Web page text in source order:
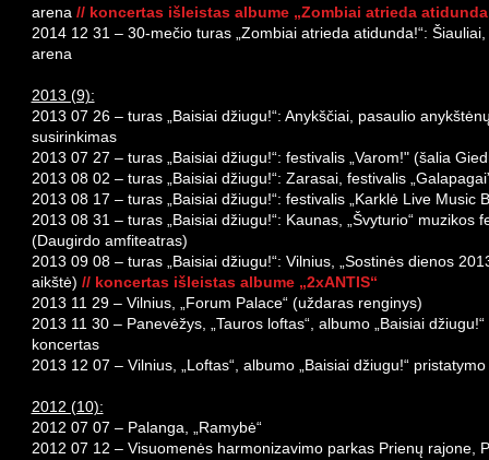
arena // koncertas išleistas albume „Zombiai atrieda
2014 12 31 – 30-mečio turas „Zombiai atrieda atidunda!“: Šiauliai,
arena
2013 (9):
2013 07 26 – turas „Baisiai džiugu!“: Anykščiai, pasaulio
susirinkimas
2013 07 27 – turas „Baisiai džiugu!“: festivalis „Varom!" (šalia
2013 08 02 – turas „Baisiai džiugu!“: Zarasai, festivalis
2013 08 17 – turas „Baisiai džiugu!“: festivalis „Karklė Live Music
2013 08 31 – turas „Baisiai džiugu!“: Kaunas, „Švyturio“ muzikos
(Daugirdo amfiteatras)
2013 09 08 – turas „Baisiai džiugu!“: Vilnius, „Sostinės dienos
aikštė) // koncertas išleistas albume „2xANTIS“
2013 11 29 – Vilnius, „Forum Palace“ (uždaras renginys)
2013 11 30 – Panevėžys, „Tauros loftas“, albumo „Baisiai
koncertas
2013 12 07 – Vilnius, „Loftas“, albumo „Baisiai džiugu!“
2012 (10):
2012 07 07 – Palanga, „Ramybė“
2012 07 12 – Visuomenės harmonizavimo parkas Prienų rajone,